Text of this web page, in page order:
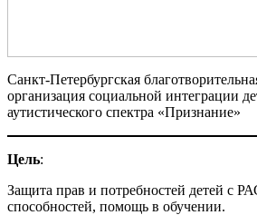
Санкт-Петербургская
организация социальной интеграции
аутистического спектра «Признание»
Цель:
Защита прав и потребностей детей с
способностей, помощь в обучении.